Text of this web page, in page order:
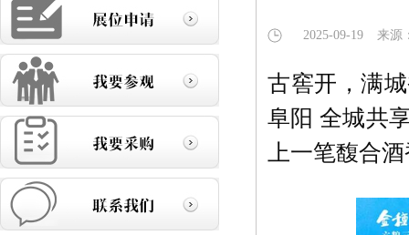
2025-09-19 来源
古窖开，满
阜阳 全城共
上一笔馥合